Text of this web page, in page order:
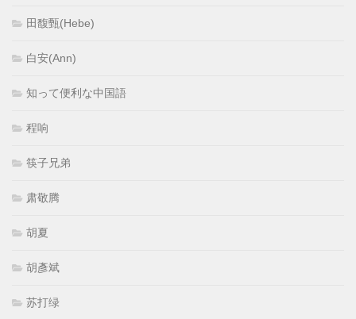
田馥甄(Hebe)
白安(Ann)
知って便利な中国語
程响
筷子兄弟
肃敬腾
胡夏
胡彥斌
苏打绿